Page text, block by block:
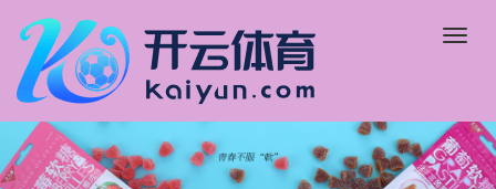
Toggle